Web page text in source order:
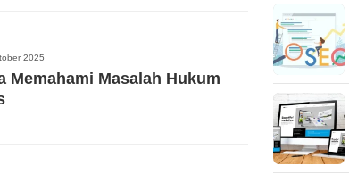
2025
Memahami Masalah Hukum